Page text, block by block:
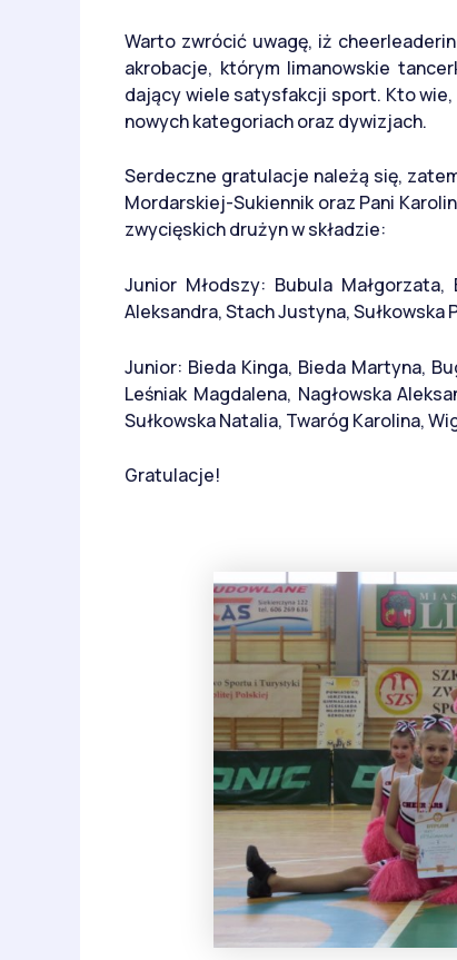
Warto zwrócić uwagę, iż
akrobacje, którym limanowskie
dający wiele satysfakcji sport. Kto
nowych kategoriach oraz dywizjach.
Serdeczne gratulacje należą się,
Mordarskiej-Sukiennik oraz Pani
zwycięskich drużyn w składzie:
Junior Młodszy: Bubula
Aleksandra, Stach Justyna, Sułkowska
Junior: Bieda Kinga, Bieda Martyna,
Leśniak Magdalena, Nagłowska
Sułkowska Natalia, Twaróg Karolina,
Gratulacje!